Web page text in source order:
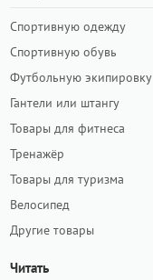
Спортивную одежду
Спортивную обувь
Футбольную экипировку
Гантели или штангу
Товары для фитнеса
Тренажёр
Товары для туризма
Велосипед
Другие товары
Читать